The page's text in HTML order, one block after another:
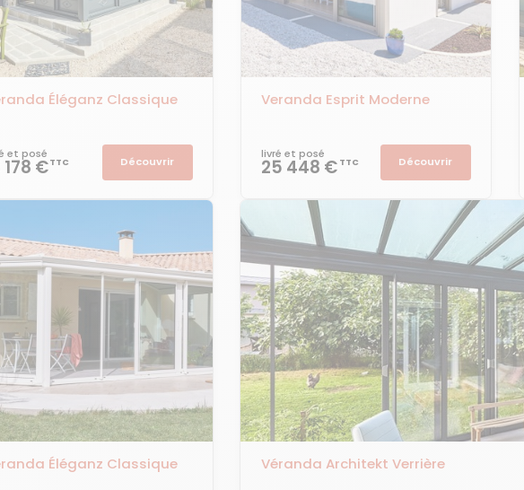
Éléganz Classique
et posé
178 €TTC Découvrir
Veranda Esprit Moderne
livré et posé
25 448 €TTC Découvrir
Éléganz Classique Véranda Architekt Verrière